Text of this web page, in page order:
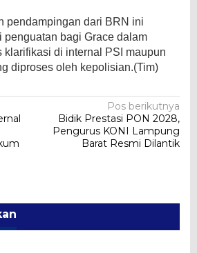
pendampingan dari BRN ini
penguatan bagi Grace dalam
klarifikasi di internal PSI maupun
diproses oleh kepolisian.(Tim)
Pos berikutnya
Bidik Prestasi PON 2028,
Pengurus KONI Lampung
Barat Resmi Dilantik